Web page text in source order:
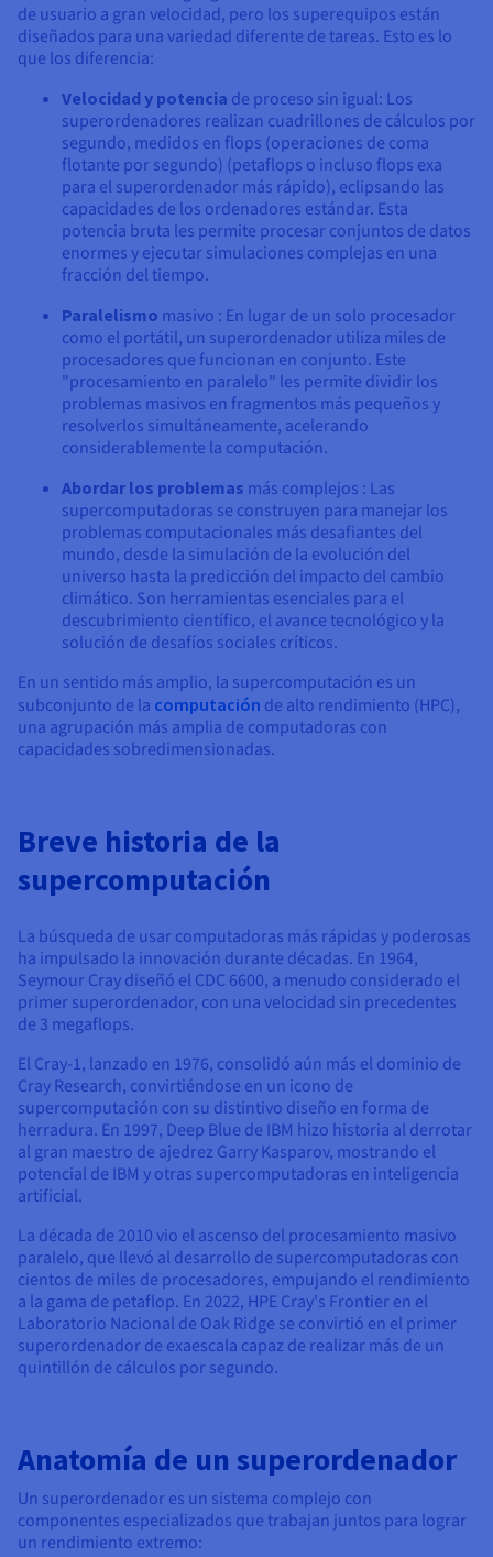
Precios
Disponibilidad por regiones
Documentación
Roadmap & Changelog
Observabilidad
Roadmap y Changelog
Roadmap & Changelog
Roadmap & Changelog
de usuario a gran velocidad, pero los superequipos están
diseñados para una variedad diferente de tareas. Esto es lo
que los diferencia:
Velocidad y potencia de proceso sin igual: Los
superordenadores realizan cuadrillones de cálculos por
segundo, medidos en flops (operaciones de coma
flotante por segundo) (petaflops o incluso flops exa
para el superordenador más rápido), eclipsando las
capacidades de los ordenadores estándar. Esta
potencia bruta les permite procesar conjuntos de datos
enormes y ejecutar simulaciones complejas en una
fracción del tiempo.
Paralelismo masivo : En lugar de un solo procesador
como el portátil, un superordenador utiliza miles de
procesadores que funcionan en conjunto. Este
"procesamiento en paralelo" les permite dividir los
problemas masivos en fragmentos más pequeños y
resolverlos simultáneamente, acelerando
considerablemente la computación.
Abordar los problemas más complejos : Las
supercomputadoras se construyen para manejar los
problemas computacionales más desafiantes del
mundo, desde la simulación de la evolución del
universo hasta la predicción del impacto del cambio
climático. Son herramientas esenciales para el
descubrimiento científico, el avance tecnológico y la
solución de desafíos sociales críticos.
En un sentido más amplio, la supercomputación es un
subconjunto de la computación de alto rendimiento (HPC),
una agrupación más amplia de computadoras con
capacidades sobredimensionadas.
Breve historia de la
supercomputación
La búsqueda de usar computadoras más rápidas y poderosas
ha impulsado la innovación durante décadas. En 1964,
Seymour Cray diseñó el CDC 6600, a menudo considerado el
primer superordenador, con una velocidad sin precedentes
de 3 megaflops.
El Cray-1, lanzado en 1976, consolidó aún más el dominio de
Cray Research, convirtiéndose en un icono de
supercomputación con su distintivo diseño en forma de
herradura. En 1997, Deep Blue de IBM hizo historia al derrotar
al gran maestro de ajedrez Garry Kasparov, mostrando el
potencial de IBM y otras supercomputadoras en inteligencia
artificial.
La década de 2010 vio el ascenso del procesamiento masivo
paralelo, que llevó al desarrollo de supercomputadoras con
cientos de miles de procesadores, empujando el rendimiento
a la gama de petaflop. En 2022, HPE Cray's Frontier en el
Laboratorio Nacional de Oak Ridge se convirtió en el primer
superordenador de exaescala capaz de realizar más de un
quintillón de cálculos por segundo.
Anatomía de un superordenador
Un superordenador es un sistema complejo con
componentes especializados que trabajan juntos para lograr
un rendimiento extremo: